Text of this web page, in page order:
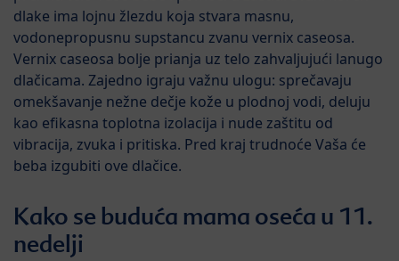
dlake ima lojnu žlezdu koja stvara masnu,
vodonepropusnu supstancu zvanu vernix caseosa.
Vernix caseosa bolje prianja uz telo zahvaljujući lanugo
dlačicama. Zajedno igraju važnu ulogu: sprečavaju
omekšavanje nežne dečje kože u plodnoj vodi, deluju
kao efikasna toplotna izolacija i nude zaštitu od
vibracija, zvuka i pritiska. Pred kraj trudnoće Vaša će
beba izgubiti ove dlačice.
Kako se buduća mama oseća u 11.
nedelji